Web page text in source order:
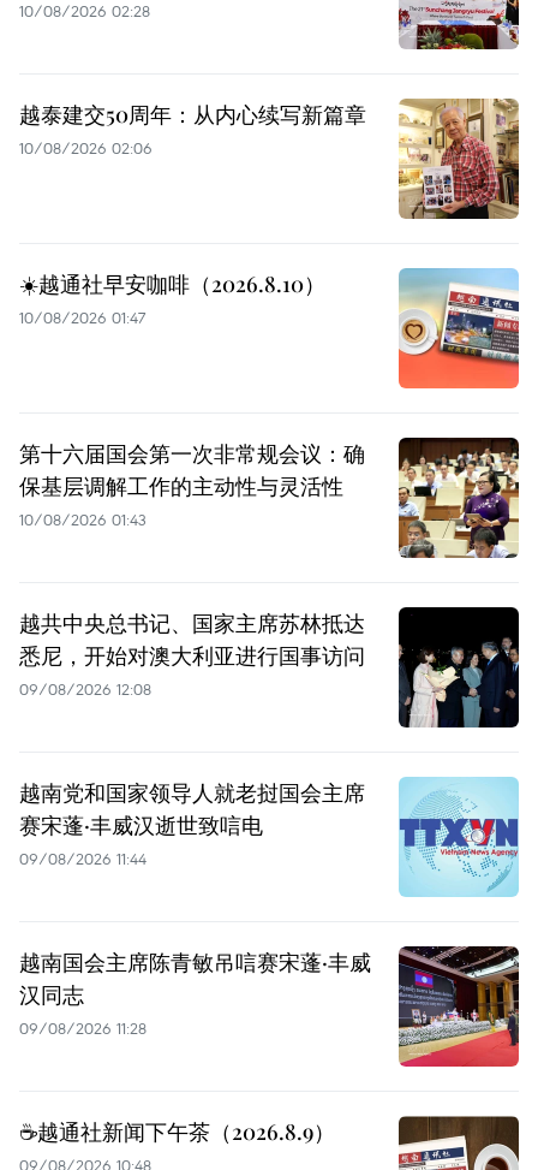
10/08/2026 02:28
越泰建交50周年：从内心续写新篇章
10/08/2026 02:06
☀️越通社早安咖啡（2026.8.10）
10/08/2026 01:47
第十六届国会第一次非常规会议：确
保基层调解工作的主动性与灵活性
10/08/2026 01:43
越共中央总书记、国家主席苏林抵达
悉尼，开始对澳大利亚进行国事访问
09/08/2026 12:08
越南党和国家领导人就老挝国会主席
赛宋蓬·丰威汉逝世致唁电
09/08/2026 11:44
越南国会主席陈青敏吊唁赛宋蓬·丰威
汉同志
09/08/2026 11:28
☕️越通社新闻下午茶（2026.8.9）
09/08/2026 10:48